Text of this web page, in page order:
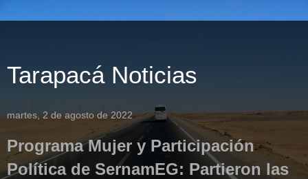
Tarapacá Noticias
martes, 2 de agosto de 2022
Programa Mujer y Participación
Política de SernamEG: Partieron las